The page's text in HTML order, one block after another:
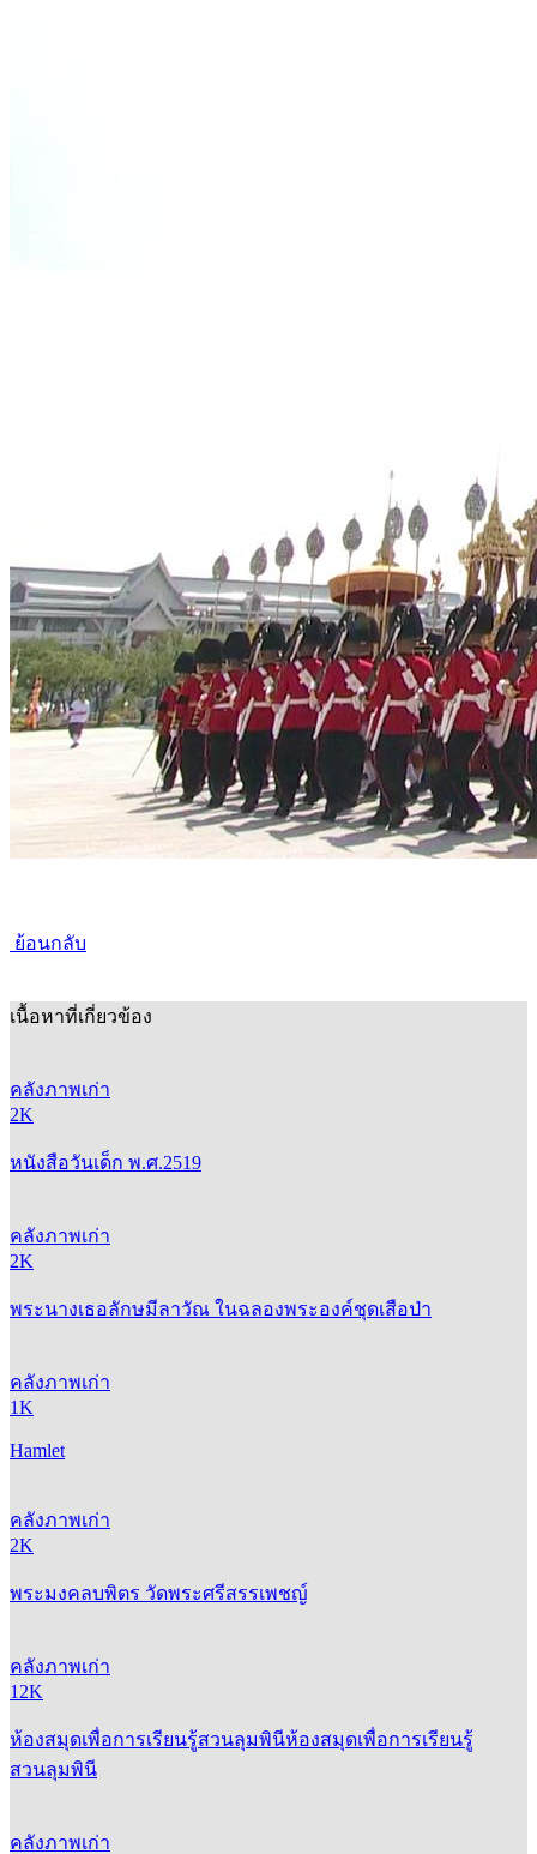
ย้อนกลับ
เนื้อหาที่เกี่ยวข้อง
คลังภาพเก่า
2K
หนังสือวันเด็ก พ.ศ.2519
คลังภาพเก่า
2K
พระนางเธอลักษมีลาวัณ ในฉลองพระองค์ชุดเสือป่า
คลังภาพเก่า
1K
Hamlet
คลังภาพเก่า
2K
พระมงคลบพิตร วัดพระศรีสรรเพชญ์
คลังภาพเก่า
12K
ห้องสมุดเพื่อการเรียนรู้สวนลุมพินีห้องสมุดเพื่อการเรียนรู้
สวนลุมพินี
คลังภาพเก่า